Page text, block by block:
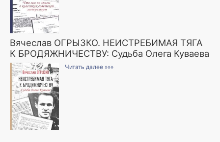
Вячеслав ОГРЫЗКО. НЕИСТРЕБИМАЯ ТЯГА
К БРОДЯЖНИЧЕСТВУ: Судьба Олега Куваева
Читать далее »»»